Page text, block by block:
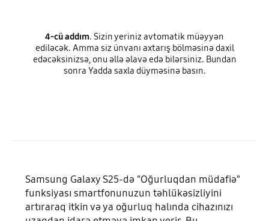
4-cü addım. Sizin yeriniz avtomatik müəyyən
ediləcək. Amma siz ünvanı axtarış bölməsinə daxil
edəcəksinizsə, onu əllə əlavə edə bilərsiniz. Bundan
sonra Yadda saxla düyməsinə basın.
Samsung Galaxy S25-də "Oğurluqdan müdafiə"
funksiyası smartfonunuzun təhlükəsizliyini
artıraraq itkin və ya oğurluq halında cihazınızı